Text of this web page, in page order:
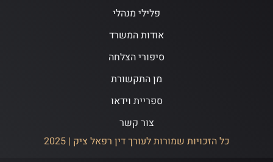
פלילי מנהלי
אודות המשרד
סיפורי הצלחה
מן התקשורת
ספריית וידאו
צור קשר
כל הזכויות שמורות לעורך דין רפאל ציק | 2025